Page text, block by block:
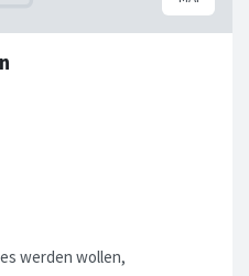
werden wollen,